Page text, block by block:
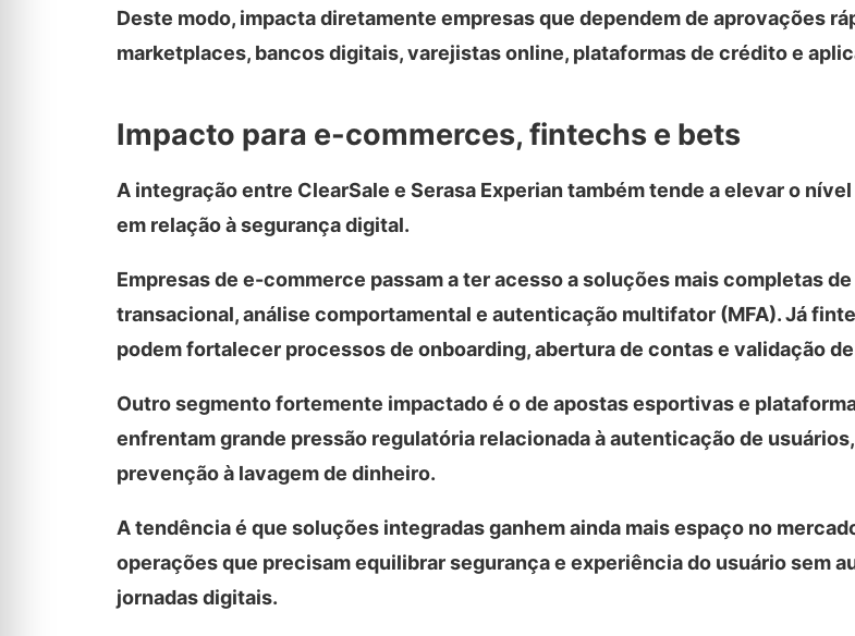
Deste modo, impacta diretamente empresas que dependem de aprovações
marketplaces, bancos digitais, varejistas online, plataformas de crédito e
Impacto para e-commerces, fintechs e bets
A integração entre ClearSale e Serasa Experian também tende a elevar o
em relação à segurança digital.
Empresas de e-commerce passam a ter acesso a soluções mais completas
transacional, análise comportamental e autenticação multifator (MFA). Já
podem fortalecer processos de onboarding, abertura de contas e validação
Outro segmento fortemente impactado é o de apostas esportivas e
enfrentam grande pressão regulatória relacionada à autenticação de
prevenção à lavagem de dinheiro.
A tendência é que soluções integradas ganhem ainda mais espaço no
operações que precisam equilibrar segurança e experiência do usuário sem
jornadas digitais.